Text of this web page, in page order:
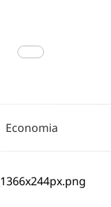
Economia